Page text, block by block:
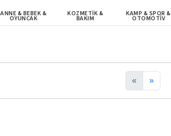
ANNE & BEBEK &
OYUNCAK
KOZMETİK &
BAKIM
KAMP & SPOR &
OTOMOTİV
« »